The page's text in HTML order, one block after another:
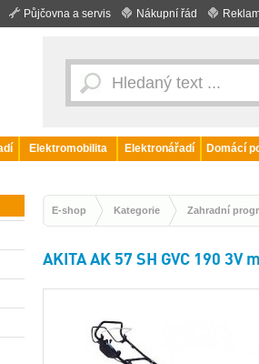
Půjčovna a servis Nákupní řád
Elektromobilita Elektronářadí
Domácí
E-shop Kategorie Zahradní
AKITA AK 57 SH GVC 190 3V